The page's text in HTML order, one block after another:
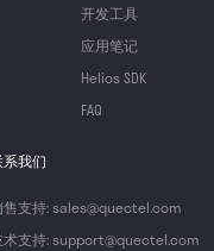
开发工具
应用笔记
Helios SDK
FAQ
我们
售支持: sales@quectel.com
术支持: support@quectel.com